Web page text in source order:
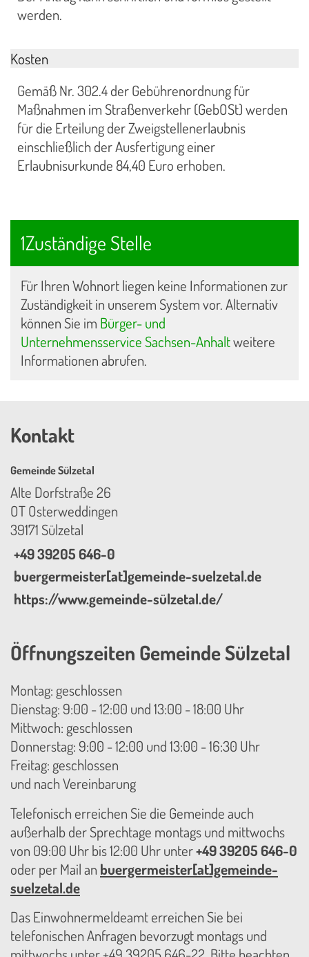
werden.
Kosten
Gemäß Nr. 302.4 der Gebührenordnung für
Maßnahmen im Straßenverkehr (GebOSt) werden
für die Erteilung der Zweigstellenerlaubnis
einschließlich der Ausfertigung einer
Erlaubnisurkunde 84,40 Euro erhoben.
1Zuständige Stelle
Für Ihren Wohnort liegen keine Informationen zur
Zuständigkeit in unserem System vor. Alternativ
können Sie im Bürger- und
Unternehmensservice Sachsen-Anhaltweitere
Informationen abrufen.
Kontakt
Gemeinde Sülzetal
Alte Dorfstraße 26
OT Osterweddingen
39171 Sülzetal
+49 39205 646-0
buergermeister[at]gemeinde-suelzetal.de
https://www.gemeinde-sülzetal.de/
Öffnungszeiten Gemeinde Sülzetal
Montag: geschlossen
Dienstag: 9:00 - 12:00 und 13:00 - 18:00 Uhr
Mittwoch: geschlossen
Donnerstag: 9:00 - 12:00 und 13:00 - 16:30 Uhr
Freitag: geschlossen
und nach Vereinbarung
Telefonisch erreichen Sie die Gemeinde auch
außerhalb der Sprechtage montags und mittwochs
von 09:00 Uhr bis 12:00 Uhr unter+49 39205 646-0
oder per Mail an buergermeister[at]gemeinde-
suelzetal.de
Das Einwohnermeldeamt erreichen Sie bei
telefonischen Anfragen bevorzugt montags und